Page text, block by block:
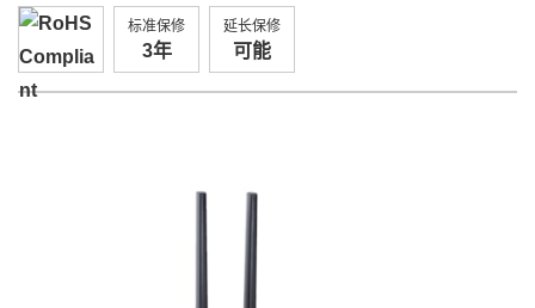
标准保修
3年
延长保修
可能